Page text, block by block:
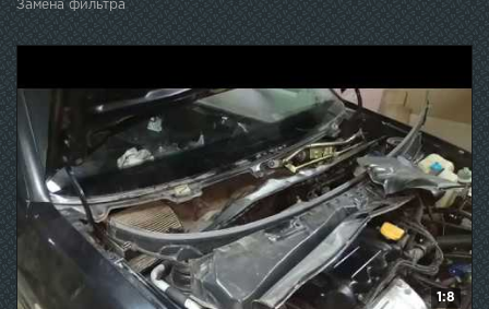
Замена фильтра
1:8